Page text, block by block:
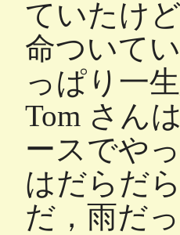
ていたけ
命ついて
っぱり一
Tom さん
ースでや
はだらだ
だ，雨だ